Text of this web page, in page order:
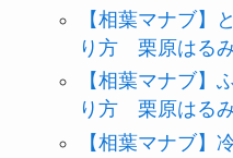
【相葉マナブ】
り方 栗原はる
【相葉マナブ】
り方 栗原はる
【相葉マナブ】